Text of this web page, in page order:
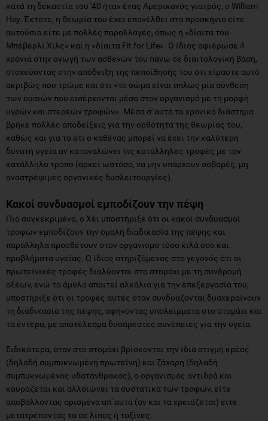
κατά τη δεκαετία του '40 ήταν ένας Αμερικανός γιατρός, ο William
Hey. Έκτοτε, η θεωρία του έχει επανέλθει στο προσκήνιο είτε
αυτούσια είτε με πολλές παραλλαγές, όπως η «δίαιτα του
Μπέβερλι Χιλς» και η «δίαιτα Fit for Life». Ο ίδιος αφιέρωσε 4
χρόνια στην αγωγή των ασθενών του πάνω σε διαιτολογική βάση,
στοχεύοντας στην απόδειξη της πεποίθησής του ότι είμαστε αυτό
ακριβώς που τρώμε και ότι «το σώμα είναι απλώς μία σύνθεση
των ουσιών που εισέρχονται μέσα στον οργανισμό με τη μορφή
υγρών και στερεών τροφών». Μέσα σ' αυτό το χρονικό διάστημα
βρήκε πολλές αποδείξεις για την ορθότητα της θεωρίας του,
καθώς και για το ότι ο καθένας μπορεί να έχει την καλύτερη
δυνατή υγεία αν καταναλώνει τις κατάλληλες τροφές με τον
κατάλληλο τρόπο (αρκεί ωστόσο, να μην υπάρχουν σοβαρές, μη
αναστρέψιμες οργανικές δυσλειτουργίες).
Κακοί συνδυασμοί εμποδίζουν την πέψη
Πιο συγκεκριμένα, ο Χέι υποστήριξε ότι οι κακοί συνδυασμοί
τροφών εμποδίζουν την ομαλή διαδικασία της πέψης και
παράλληλα προσθέτουν στον οργανισμό τόσο κιλά όσο και
προβλήματα υγείας. Ο ίδιος στηριζόμενος στο γεγονός ότι οι
πρωτεϊνικές τροφές διαλύονται στο στομάχι με τη συνδρομή
οξέων, ενώ το άμυλο απαιτεί αλκάλια για την επεξεργασία του,
υποστήριξε ότι οι τροφές αυτές όταν συνδυάζονται δυσχεραίνουν
τη διαδικασία της πέψης, αφήνοντας υπολείμματα στο στομάχι και
τα έντερα, με αποτέλεσμα δυσάρεστες συνέπειες για την υγεία.
Ειδικότερα, όταν στο στομάχι βρίσκονται την ίδια στιγμή κρέας
(δηλαδή συμπυκνωμένη πρωτεΐνη) και ζάχαρη (δηλαδή
συμπυκνωμένος υδατάνθρακας), ο οργανισμός αντιδρά και
κουράζεται και αλλοιώνει τα συστατικά των τροφών, είτε
αποβάλλοντας ορισμένα απ' αυτά (αν και τα χρειάζεται) είτε
μετατρέποντάς τα σε λίπος ή τοξίνες.